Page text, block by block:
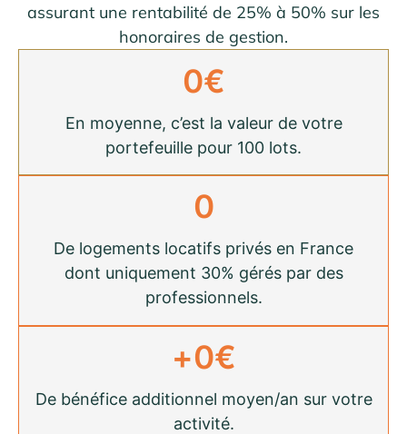
assurant une rentabilité de 25% à 50% sur les
honoraires de gestion.
En moyenne, c’est la valeur de votre
portefeuille pour 100 lots.
0€
De logements locatifs privés en France
dont uniquement 30% gérés par des
professionnels.
0
De bénéfice additionnel moyen/an sur votre
activité.
+0€